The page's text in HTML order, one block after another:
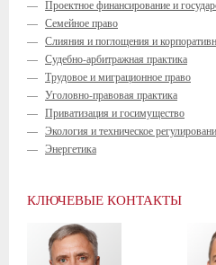
— Проектное финансирование и
— Семейное право
— Слияния и поглощения и
— Судебно-арбитражная практика
— Трудовое и миграционное право
— Уголовно-правовая практика
— Приватизация и госимущество
— Экология и техническое
— Энергетика
КЛЮЧЕВЫЕ КОНТАКТЫ